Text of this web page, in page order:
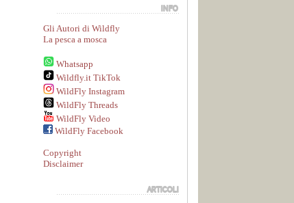
Gli Autori di Wildfly
La pesca a mosca
Whatsapp
Wildfly.it TikTok
WildFly Instagram
WildFly Threads
WildFly Video
WildFly Facebook
Copyright
Disclaimer